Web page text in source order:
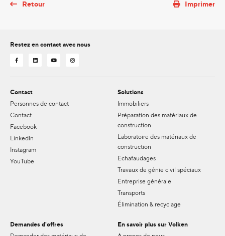
Retour Imprimer
Restez en contact avec nous
Contact
Personnes de contact
Contact
Facebook
LinkedIn
Instagram
YouTube
Solutions
Immobiliers
Préparation des matériaux de
construction
Laboratoire des matériaux de
construction
Echafaudages
Travaux de génie civil spéciaux
Entreprise générale
Transports
Élimination & recyclage
Demandes d'offres En savoir plus sur Volken